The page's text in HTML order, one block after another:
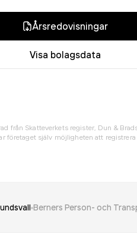
Årsredovisningar
Visa bolagsdata
från Skatteverkets register, Dun &
företaget själv möjligheten att registrera
Berners Person- och